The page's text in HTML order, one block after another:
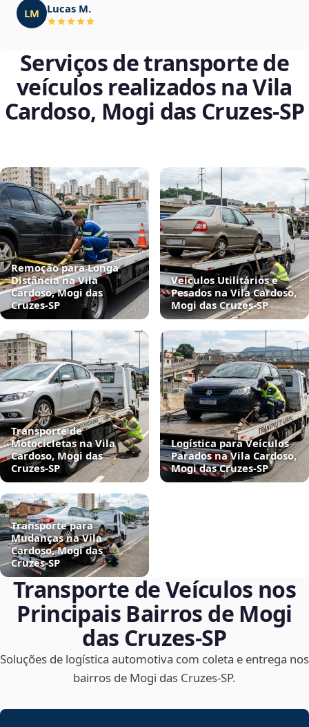
LM Lucas M.
Serviços de transporte de
veículos realizados na Vila
Cardoso, Mogi das Cruzes‑SP
Remoção para Longa
Distância na Vila
Cardoso, Mogi das
Cruzes‑SP
Veículos Utilitários e
Pesados na Vila Cardoso,
Mogi das Cruzes‑SP
Transporte de
Motocicletas na Vila
Cardoso, Mogi das
Cruzes‑SP
Logística para Veículos
Parados na Vila Cardoso,
Mogi das Cruzes‑SP
Transporte para
Mudanças na Vila
Cardoso, Mogi das
Cruzes‑SP
Transporte de Veículos nos
Principais Bairros de Mogi
das Cruzes‑SP
Soluções de logística automotiva com coleta e entrega nos
bairros de Mogi das Cruzes‑SP.